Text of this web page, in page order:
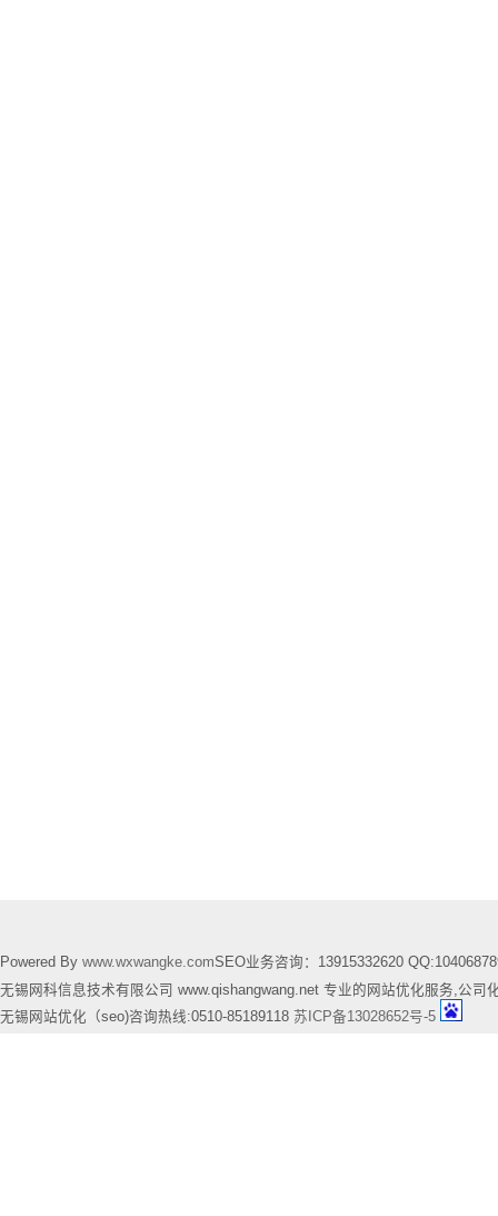
Powered By www.wxwangke.comSEO业务咨询：13915332620
无锡网科信息技术有限公司 www.qishangwang.net 专业的网站优化服务,公司
无锡网站优化（seo)咨询热线:0510-85189118 苏ICP备13028652号-5